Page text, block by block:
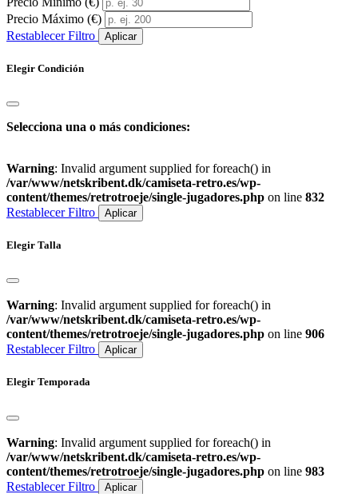
Precio Máximo (€)
Restablecer Filtro
Aplicar
Elegir Condición
Selecciona una o más condiciones:
Warning: Invalid argument supplied for foreach() in
/var/www/netskribent.dk/camiseta-retro.es/wp-
content/themes/retrotroeje/single-jugadores.php on line 832
Restablecer Filtro
Aplicar
Elegir Talla
Warning: Invalid argument supplied for foreach() in
/var/www/netskribent.dk/camiseta-retro.es/wp-
content/themes/retrotroeje/single-jugadores.php on line 906
Restablecer Filtro
Aplicar
Elegir Temporada
Warning: Invalid argument supplied for foreach() in
/var/www/netskribent.dk/camiseta-retro.es/wp-
content/themes/retrotroeje/single-jugadores.php on line 983
Restablecer Filtro
Aplicar